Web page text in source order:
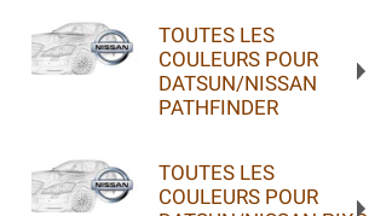
TOUTES LES
COULEURS POUR
DATSUN/NISSAN
PATHFINDER
TOUTES LES
COULEURS POUR